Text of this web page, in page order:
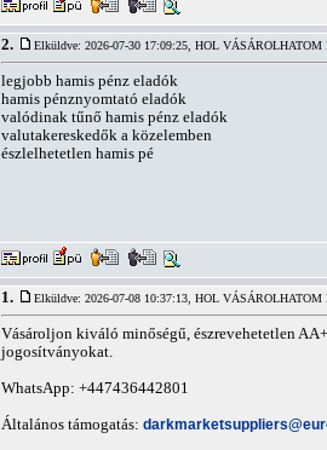
2. Elküldve: 2026-07-30 17:09:25, HOL VÁSÁROLHATOM
legjobb hamis pénz eladók
hamis pénznyomtató eladók
valódinak tűnő hamis pénz eladók
valutakereskedők a közelemben
észlelhetetlen hamis pé
1. Elküldve: 2026-07-08 10:37:13, HOL VÁSÁROLHATOM
Vásároljon kiváló minőségű, észrevehetetlen
jogosítványokat.
WhatsApp: +447436442801
Általános támogatás: